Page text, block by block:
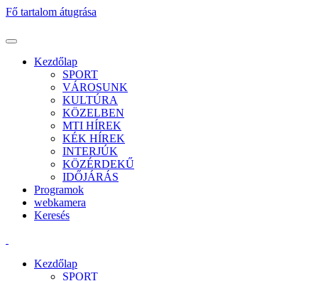
Fő tartalom átugrása
Kezdőlap
SPORT
VÁROSUNK
KULTÚRA
KÖZELBEN
MTI HÍREK
KÉK HÍREK
INTERJÚK
KÖZÉRDEKŰ
IDŐJÁRÁS
Programok
webkamera
Keresés
Kezdőlap
SPORT